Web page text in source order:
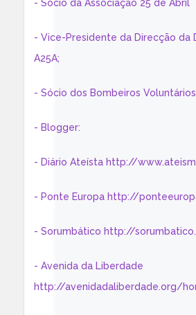
- Sócio da Associação 25 de Abril
- Vice-Presidente da Direcção da
A25A;
- Sócio dos Bombeiros
- Blogger:
- Diário Ateísta http://
- Ponte Europa http://
- Sorumbático http://
- Avenida da Liberdade
http://avenidadaliberdade.org/